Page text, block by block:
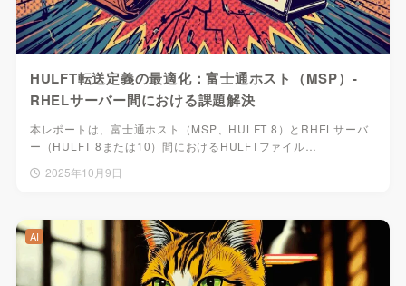
HULFT転送定義の最適化：富士通ホスト（MSP）-
RHELサーバー間における課題解決
本レポートは、富士通ホスト（MSP、HULFT 8）とRHELサーバ
ー（HULFT 8または10）間におけるHULFTファイル…
2025年10月9日
AI